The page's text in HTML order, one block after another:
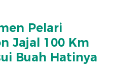
Pelari
Jajal 100 Km
Buah Hatinya